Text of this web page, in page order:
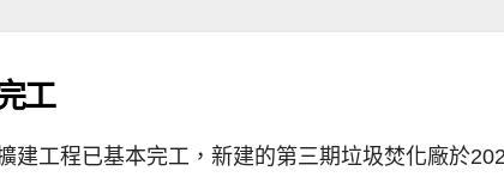
工
建工程已基本完工，新建的第三期垃圾焚化廠於